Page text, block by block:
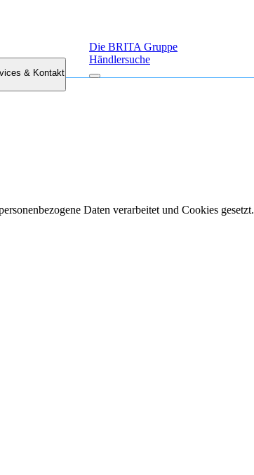
& Kontakt
Die BRITA Gruppe
Händlersuche
Daten verarbeitet und Cookies gesetzt.